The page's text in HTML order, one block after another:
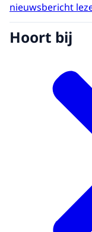
nieuwsbericht
Hoort bij